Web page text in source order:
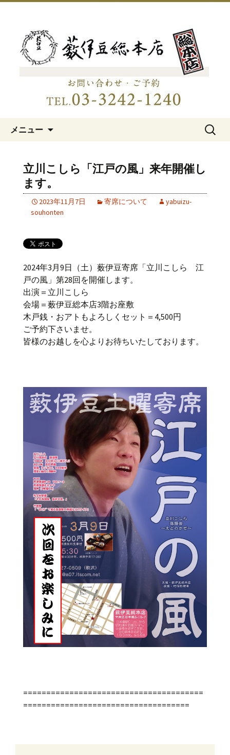
日本橋の老舗蕎麦屋「藪伊豆総
本店」
メニュー
検
立川こしら「江戸の風」来年開催し
ます。
2023年11月7日 寄席について
yabuizu-
souhonten
2024年3月9日（土）薮伊豆寄席「立川こしら 江
戸の風」第28回を開催します。
出演＝立川こしら
会場＝薮伊豆総本店3階お座敷
木戸銭・おアトもよろしくセット＝4,500円
ご予約下さいませ。
皆様のお越しを心よりお待ちいたしております。
=======================================
====================================